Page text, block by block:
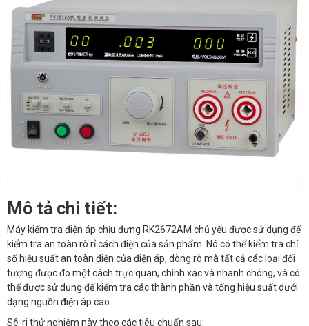
Mô tả chi tiết:
Máy kiểm tra điện áp chịu đựng RK2672AM chủ yếu được sử dụng để
kiểm tra an toàn rò rỉ cách điện của sản phẩm. Nó có thể kiểm tra chỉ
số hiệu suất an toàn điện của điện áp, dòng rò mà tất cả các loại đối
tượng đượcđo một cách trực quan, chính xác và nhanh chóng, và có
thể được sử dụng để kiểm tra các thành phần và tổng hiệu suất dưới
dạng nguồn điện áp cao.
Sê-ri thử nghiệm này theo các tiêu chuẩn sau: